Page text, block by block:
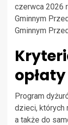
czerwca 2026
Gminnym
Gminnym
opłaty
Program
dzieci, których
a także do